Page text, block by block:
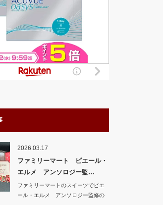
2026.03.17
ファミリーマート ピエール・
エルメ アンソロジー監…
ファミリーマートのスイーツでピエ
ール・エルメ アンソロジー監修の